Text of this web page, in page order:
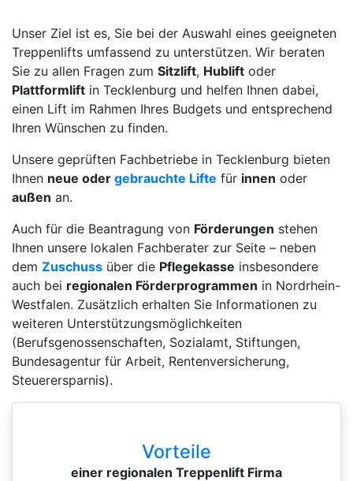
Unser Ziel ist es, Sie bei der Auswahl eines geeigneten
Treppenlifts umfassend zu unterstützen. Wir beraten
Sie zu allen Fragen zum Sitzlift, Hublift oder
Plattformlift in Tecklenburg und helfen Ihnen dabei,
einen Lift im Rahmen Ihres Budgets und entsprechend
Ihren Wünschen zu finden.
Unsere geprüften Fachbetriebe in Tecklenburg bieten
Ihnen neue oder gebrauchte Lifte für innen oder
außen an.
Auch für die Beantragung von Förderungen stehen
Ihnen unsere lokalen Fachberater zur Seite – neben
dem Zuschuss über die Pflegekasse insbesondere
auch bei regionalen Förderprogrammen in Nordrhein-
Westfalen. Zusätzlich erhalten Sie Informationen zu
weiteren Unterstützungsmöglichkeiten
(Berufsgenossenschaften, Sozialamt, Stiftungen,
Bundesagentur für Arbeit, Rentenversicherung,
Steuerersparnis).
Vorteile
einer regionalen Treppenlift Firma